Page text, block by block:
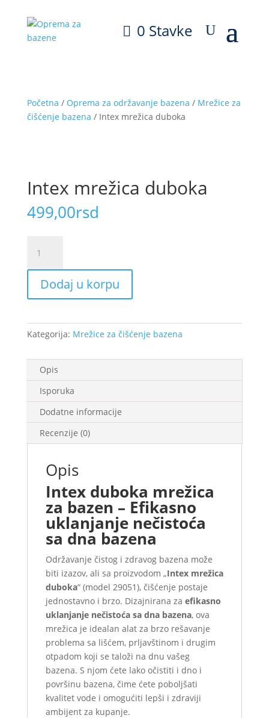
0 Stavke
Početna / Oprema za održavanje bazena / Mrežice za
čišćenje bazena / Intex mrežica duboka
Intex mrežica duboka
499,00rsd
mrežica
duboka
količina
Dodaj u korpu
Kategorija: Mrežice za čišćenje bazena
Opis
Isporuka
Dodatne informacije
Recenzije (0)
Opis
Intex duboka mrežica
za bazen – Efikasno
uklanjanje nečistoća
sa dna bazena
Održavanje čistog i zdravog bazena može
biti izazov, ali sa proizvodom „Intex mrežica
duboka“ (model 29051), čišćenje postaje
jednostavno i brzo. Dizajnirana za efikasno
uklanjanje nečistoća sa dna bazena, ova
mrežica je idealan alat za brzo rešavanje
problema sa lišćem, prljavštinom i drugim
otpadom koji se taloži na dnu vašeg
bazena. S njom ćete lako očistiti i dno i
površinu bazena, čime ćete poboljšati
kvalitet vode i omogućiti lepši i zdraviji
ambijent za kupanje.